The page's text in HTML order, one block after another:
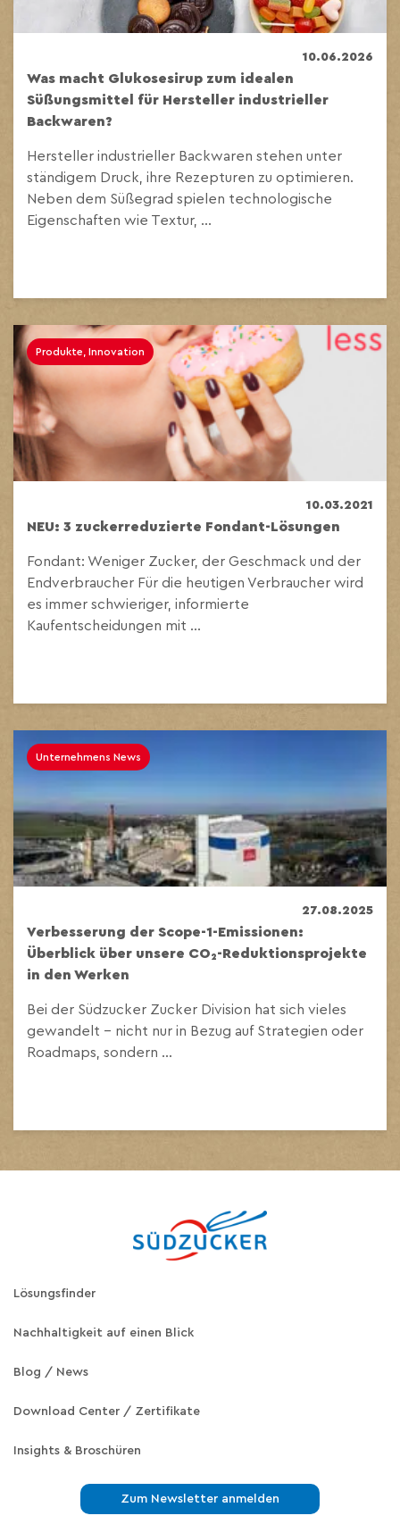
10.06.2026
Was macht Glukosesirup zum idealen
Süßungsmittel für Hersteller industrieller
Backwaren?
Hersteller industrieller Backwaren stehen unter
ständigem Druck, ihre Rezepturen zu optimieren.
Neben dem Süßegrad spielen technologische
Eigenschaften wie Textur, ...
Produkte, Innovation
10.03.2021
NEU: 3 zuckerreduzierte Fondant-Lösungen
Fondant: Weniger Zucker, der Geschmack und der
Endverbraucher Für die heutigen Verbraucher wird
es immer schwieriger, informierte
Kaufentscheidungen mit ...
Unternehmens News
27.08.2025
Verbesserung der Scope-1-Emissionen:
Überblick über unsere CO₂-Reduktionsprojekte
in den Werken
Bei der Südzucker Zucker Division hat sich vieles
gewandelt – nicht nur in Bezug auf Strategien oder
Roadmaps, sondern ...
Lösungsfinder
Nachhaltigkeit auf einen Blick
Blog / News
Download Center / Zertifikate
Insights & Broschüren
Zum Newsletter anmelden